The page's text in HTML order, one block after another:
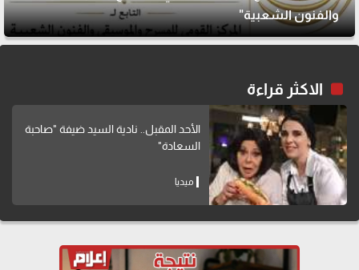
والفنون الشعبية"
الاكثر قراءة
الأحد المقبل.. نادية السيد ضيفة "صاحبة
السعادة"
ميديا